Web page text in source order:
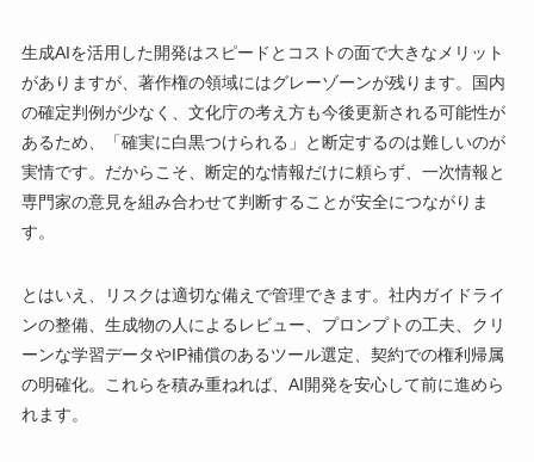
生成AIを活用した開発はスピードとコストの面で大きなメリット
がありますが、著作権の領域にはグレーゾーンが残ります。国内
の確定判例が少なく、文化庁の考え方も今後更新される可能性が
あるため、「確実に白黒つけられる」と断定するのは難しいのが
実情です。だからこそ、断定的な情報だけに頼らず、一次情報と
専門家の意見を組み合わせて判断することが安全につながりま
す。
とはいえ、リスクは適切な備えで管理できます。社内ガイドライ
ンの整備、生成物の人によるレビュー、プロンプトの工夫、クリ
ーンな学習データやIP補償のあるツール選定、契約での権利帰属
の明確化。これらを積み重ねれば、AI開発を安心して前に進めら
れます。